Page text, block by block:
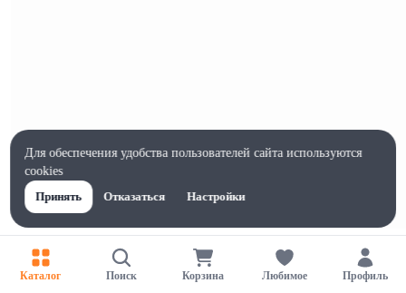
Характеристики
Ширина, мм
40
Каталог Поиск Корзина Любимое Профиль
Для обеспечения удобства пользователей сайта используются
cookies
Принять
Отказаться Настройки